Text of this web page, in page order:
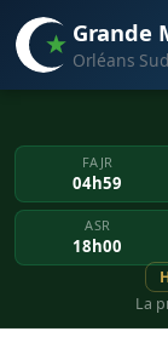
Grande
Orléans
FAJR
04h59
ASR
18h00
La